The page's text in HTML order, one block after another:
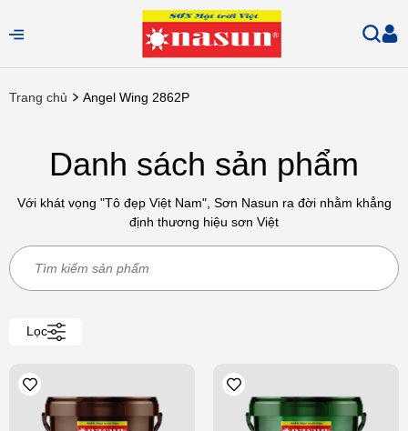
Trang chủ Angel Wing 2862P
Danh sách sản phẩm
Với khát vọng "Tô đẹp Việt Nam", Sơn Nasun ra đời nhằm khẳng
định thương hiệu sơn Việt
Lọc